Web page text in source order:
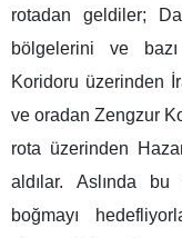
rotadan geldiler;
bölgelerini ve
Koridoru üzerinden
ve oradan Zengzur
rota üzerinden
aldılar. Aslında
boğmayı